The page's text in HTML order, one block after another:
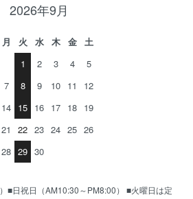
2026年9月
月 火 水 木 金
土
1
2 3 4
5
7 8 9 10 11
12
14 15 16 17 18 19
21 22 23 24 25 26
28 29 30
■日祝日（AM10:30～PM8:00） ■火曜日は定